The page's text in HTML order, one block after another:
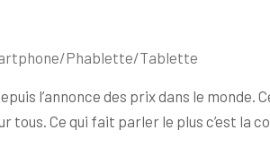
Phablette/Tablette
l’annonce des prix dans le monde.
tous. Ce qui fait parler le plus c’est la